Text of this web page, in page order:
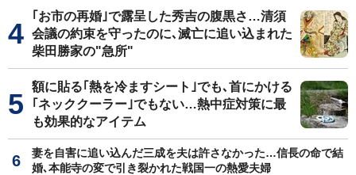
｢お市の再婚｣で露呈した秀吉の腹黒さ…清須
会議の約束を守ったのに､滅亡に追い込まれた
柴田勝家の"急所"
額に貼る｢熱を冷ますシート｣でも､首にかける
｢ネッククーラー｣でもない…熱中症対策に最
も効果的なアイテム
妻を自害に追い込んだ三成を夫は許さなかった…信長の命で結
婚､本能寺の変で引き裂かれた戦国一の熱愛夫婦